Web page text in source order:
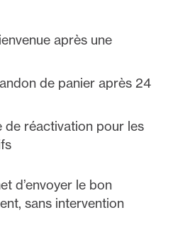
après une
de panier après 24
de réactivation pour les
d’envoyer le bon
sans intervention